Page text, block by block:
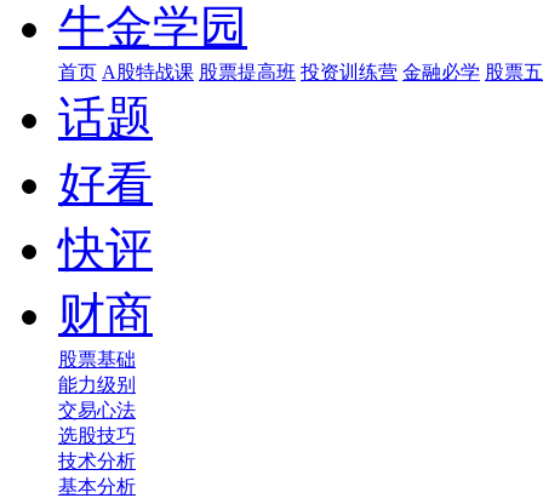
牛金学园
首页 A股特战课 股票提高班 投资训练营 金融必学 股票
话题
好看
快评
财商
股票基础
能力级别
交易心法
选股技巧
技术分析
基本分析